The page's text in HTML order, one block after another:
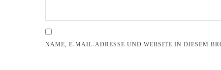
NAME, E-MAIL-ADRESSE UND WEBSITE IN DIESEM